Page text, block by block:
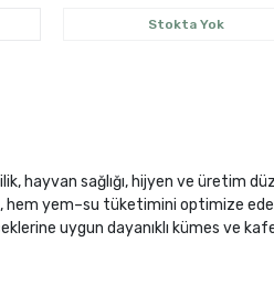
Stokta Yok
hayvan sağlığı, hijyen ve üretim
hem yem–su tüketimini optimize
uygun dayanıklı kümes ve